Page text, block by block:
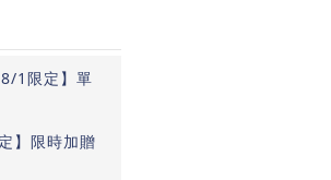
1限定】單
】限時加贈